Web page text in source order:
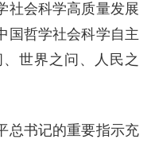
社会科学高质量发展
国哲学社会科学自主
世界之问、人民之
总书记的重要指示充